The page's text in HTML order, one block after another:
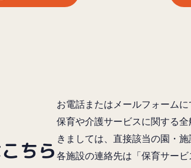
ちら
お電話またはメールフォームに
保育や介護サービスに関する
きましては、直接該当の園・
各施設の連絡先は「保育サー